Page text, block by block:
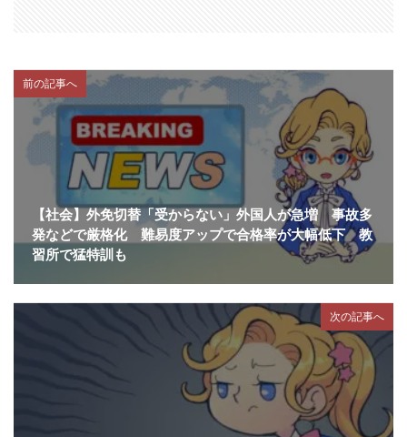
前の記事へ
【社会】外免切替「受からない」外国人が急増 事故多
発などで厳格化 難易度アップで合格率が大幅低下 教
習所で猛特訓も
次の記事へ